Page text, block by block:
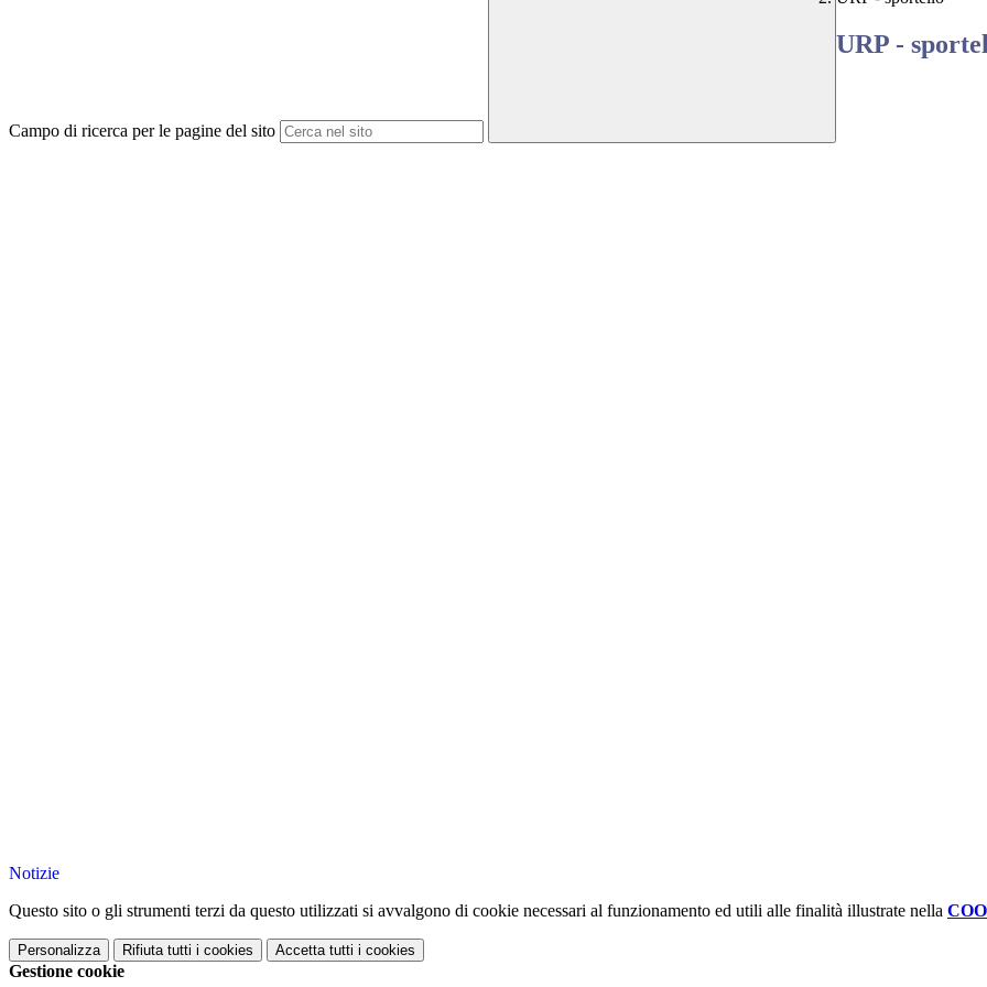
Campo di ricerca per le pagine del sito
URP -
Notizie
Questo sito o gli strumenti terzi da questo utilizzati si avvalgono di cookie necessari al funzionamento ed utili alle finalità illustrate nella
Personalizza Rifiuta tutti i cookies Accetta tutti i cookies
Gestione cookie